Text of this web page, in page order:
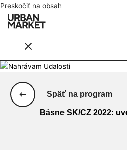
Preskočiť na obsah
Späť na program
Básne SK/CZ 2022: